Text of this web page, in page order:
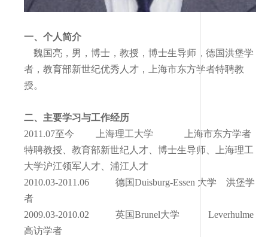
一、个人简介
魏国亮，男，博士，教授，博士生导师，德国洪堡学
者，教育部新世纪优秀人才，上海市东方学者特聘教
授。
二、主要学习与工作经历
2011.07至今 上海理工大学 上海市东方学者
特聘教授、教育部新世纪人才、博士生导师、上海理工
大学沪江领军人才、浦江人才
2010.03-2011.06 德国Duisburg-Essen 大学 洪堡学
者
2009.03-2010.02 英国Brunel大学 Leverhulme
高访学者